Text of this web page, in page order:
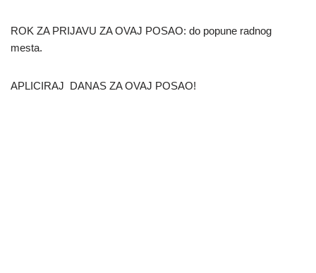
ROK ZA PRIJAVU ZA OVAJ POSAO: do popune radnog
mesta.
APLICIRAJ DANAS ZA OVAJ POSAO!